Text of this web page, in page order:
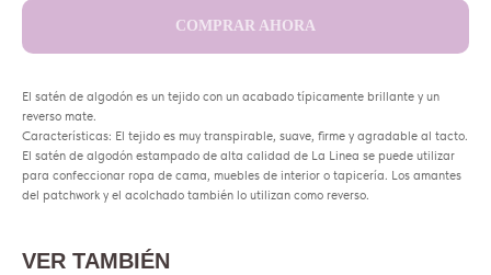
COMPRAR AHORA
El satén de algodón es un tejido con un acabado típicamente brillante y un
reverso mate.
Características: El tejido es muy transpirable, suave, firme y agradable al tacto.
El satén de algodón estampado de alta calidad de La Linea se puede utilizar
para confeccionar ropa de cama, muebles de interior o tapicería. Los amantes
del patchwork y el acolchado también lo utilizan como reverso.
VER TAMBIÉN